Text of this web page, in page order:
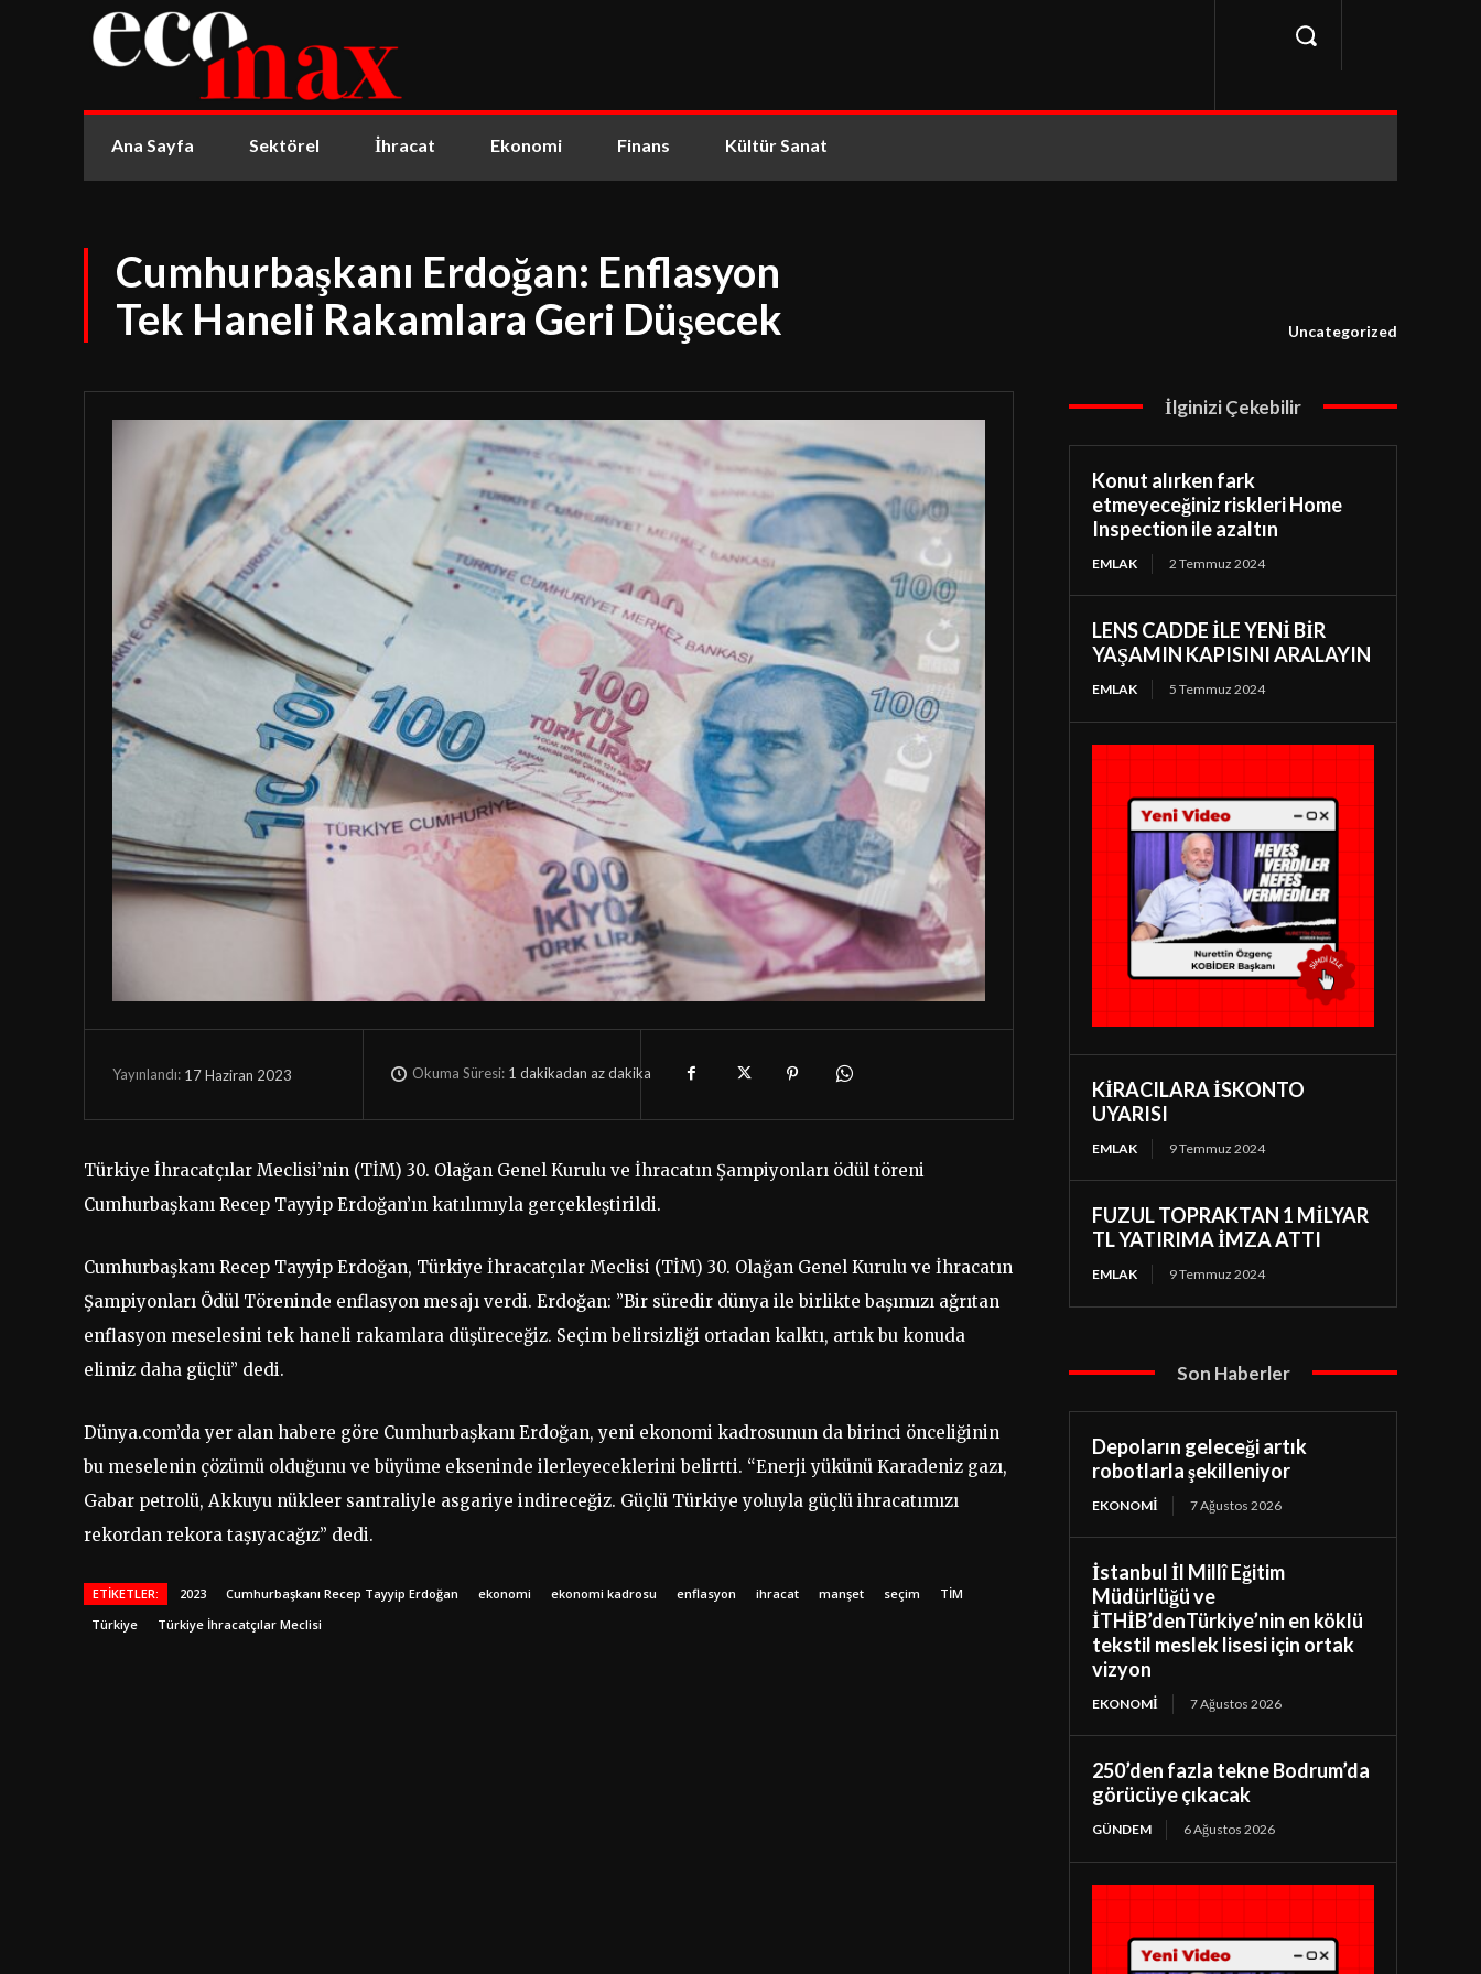
Ana Sayfa Sektörel İhracat Ekonomi Finans Kültür Sanat
Cumhurbaşkanı Erdoğan: Enflasyon
Tek Haneli Rakamlara Geri Düşecek
Uncategorized
Yayınlandı: 17 Haziran 2023 Okuma Süresi: 1 dakikadan azdakika
Türkiye İhracatçılar Meclisi’nin (TİM) 30. Olağan Genel Kurulu ve İhracatın Şampiyonları ödül töreni
Cumhurbaşkanı Recep Tayyip Erdoğan’ın katılımıyla gerçekleştirildi.
Cumhurbaşkanı Recep Tayyip Erdoğan, Türkiye İhracatçılar Meclisi (TİM) 30. Olağan Genel Kurulu ve İhracatın
Şampiyonları Ödül Töreninde enflasyon mesajı verdi. Erdoğan: ”Bir süredir dünya ile birlikte başımızı ağrıtan
enflasyon meselesini tek haneli rakamlara düşüreceğiz. Seçim belirsizliği ortadan kalktı, artık bu konuda
elimiz daha güçlü” dedi.
Dünya.com’da yer alan habere göre Cumhurbaşkanı Erdoğan, yeni ekonomi kadrosunun da birinci önceliğinin
bu meselenin çözümü olduğunu ve büyüme ekseninde ilerleyeceklerini belirtti. “Enerji yükünü Karadeniz gazı,
Gabar petrolü, Akkuyu nükleer santraliyle asgariye indireceğiz. Güçlü Türkiye yoluyla güçlü ihracatımızı
rekordan rekora taşıyacağız” dedi.
ETIKETLER: 2023 Cumhurbaşkanı Recep Tayyip Erdoğan ekonomi ekonomi kadrosu enflasyon ihracat manşet seçim
TİM
Türkiye
Türkiye İhracatçılar Meclisi
İlginizi Çekebilir
Konut alırken fark
etmeyeceğiniz riskleri Home
Inspection ile azaltın
EMLAK 2 Temmuz 2024
LENS CADDE İLE YENİ BİR
YAŞAMIN KAPISINI ARALAYIN
EMLAK 5 Temmuz 2024
KİRACILARA İSKONTO
UYARISI
EMLAK 9 Temmuz 2024
FUZUL TOPRAKTAN 1 MİLYAR
TL YATIRIMA İMZA ATTI
EMLAK 9 Temmuz 2024
Son Haberler
Depoların geleceği artık
robotlarla şekilleniyor
EKONOMI 7 Ağustos 2026
İstanbul İl Millî Eğitim
Müdürlüğü ve
İTHİB’denTürkiye’nin en köklü
tekstil meslek lisesi için ortak
vizyon
EKONOMI 7 Ağustos 2026
250’den fazla tekne Bodrum’da
görücüye çıkacak
GÜNDEM 6 Ağustos 2026